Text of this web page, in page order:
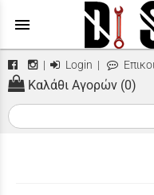
menu
| Login |
Καλάθι Αγορών (0)